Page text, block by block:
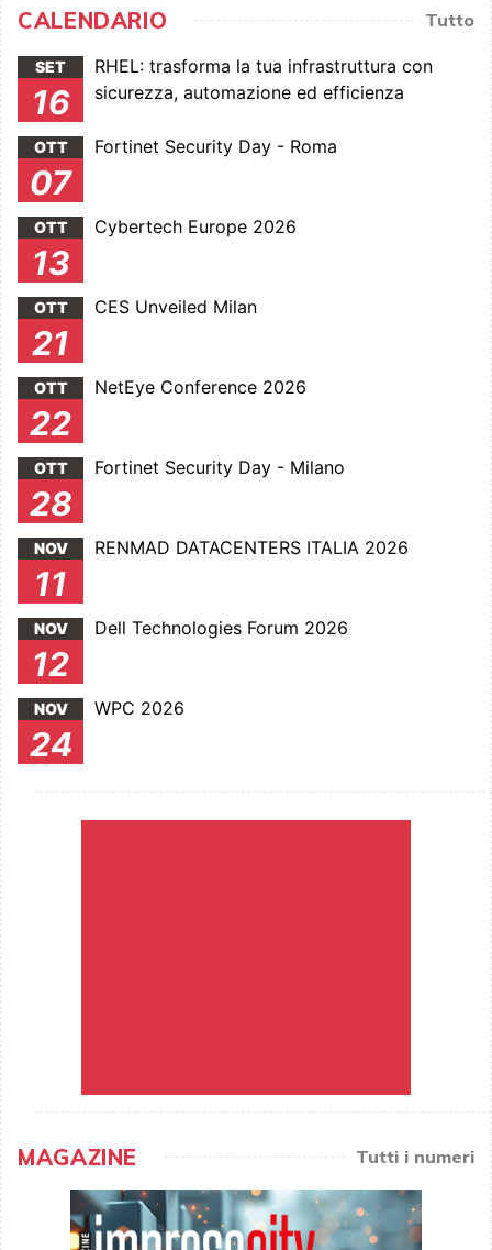
CALENDARIO Tutto
SET
16
RHEL: trasforma la tua infrastruttura con
sicurezza, automazione ed efficienza
OTT
07
Fortinet Security Day - Roma
OTT
13
Cybertech Europe 2026
OTT
21
CES Unveiled Milan
OTT
22
NetEye Conference 2026
OTT
28
Fortinet Security Day - Milano
NOV
11
RENMAD DATACENTERS ITALIA 2026
NOV
12
Dell Technologies Forum 2026
NOV
24
WPC 2026
MAGAZINE Tutti i numeri